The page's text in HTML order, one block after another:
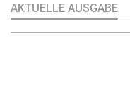
AKTUELLE AUSGABE